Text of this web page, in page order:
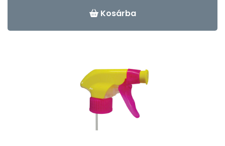
Kosárba